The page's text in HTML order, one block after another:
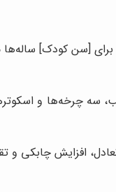
[سن کودک] ساله‌ها
سه چرخه‌ها و
افزایش چابکی و